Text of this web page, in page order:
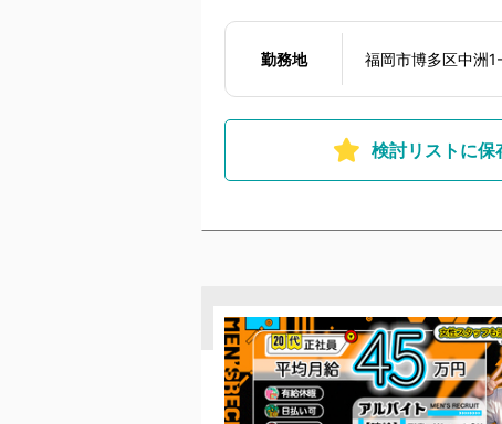
勤務地 福岡市博多区中洲
検討リストに保